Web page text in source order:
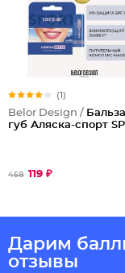
(1)
Belor Design /
губ Аляска-спорт
458 119 ₽
Дарим
отзывы